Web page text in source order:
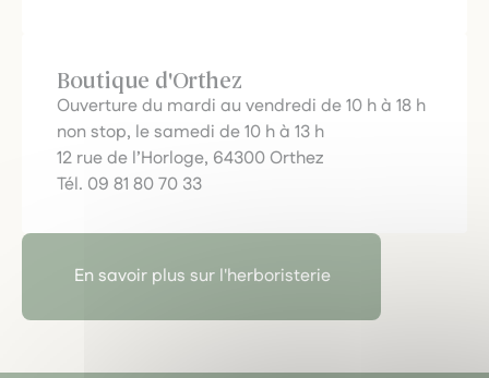
Boutique d'Orthez
Ouverture du mardi au vendredi de 10 h à 18 h
non stop, le samedi de 10 h à 13 h
12 rue de l’Horloge, 64300 Orthez
Tél. 09 81 80 70 33
En savoir plus sur l'herboristerie